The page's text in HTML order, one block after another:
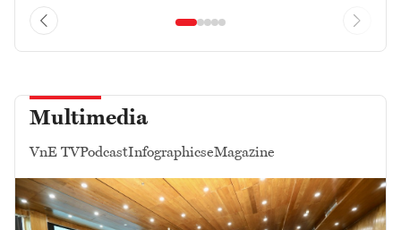
Multimedia
VnE TVPodcastInfographicseMagazine